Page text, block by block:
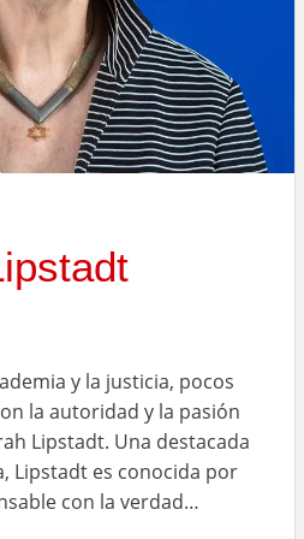
y la justicia, pocos
la autoridad y la pasión
Lipstadt. Una destacada
Lipstadt es conocida por
con la verdad…